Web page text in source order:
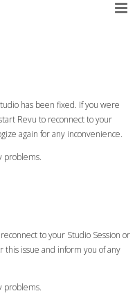
has been fixed. If you were
Revu to reconnect to your
again for any inconvenience.
problems.
to your Studio Session or
issue and inform you of any
problems.